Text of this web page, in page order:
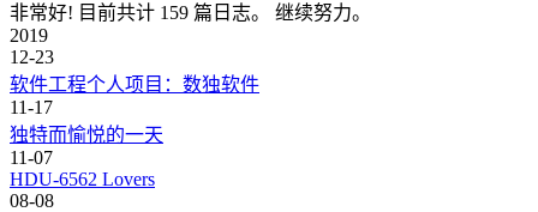
非常好! 目前共计 159 篇日志。 继续努力。
2019
12-23
软件工程个人项目：数独软件
11-17
独特而愉悦的一天
11-07
HDU-6562 Lovers
08-08